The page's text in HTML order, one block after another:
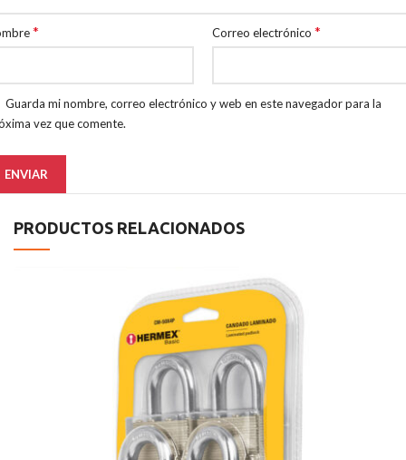
* Correo electrónico *
Guarda mi nombre, correo electrónico y web en este navegador para la
vez que comente.
PRODUCTOS RELACIONADOS